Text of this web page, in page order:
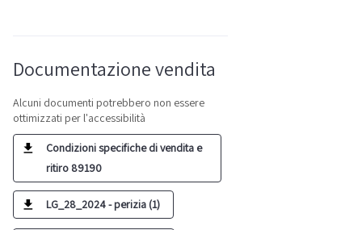
Documentazione vendita
Alcuni documenti potrebbero non essere
ottimizzati per l'accessibilità
Condizioni specifiche di vendita e
ritiro 89190
LG_28_2024 - perizia (1)